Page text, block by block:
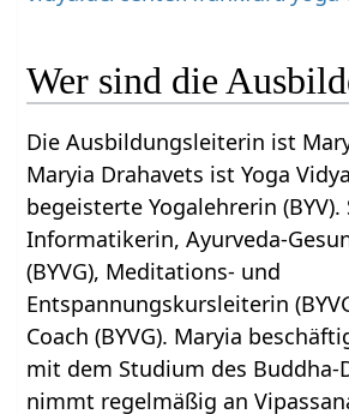
Wer sind die
Die Ausbildungsleiterin ist
Maryia Drahavets ist Yoga
begeisterte Yogalehrerin
Informatikerin, Ayurveda-
(BYVG), Meditations- und
Entspannungskursleiterin
Coach (BYVG). Maryia
mit dem Studium des Buddha-
nimmt regelmäßig an